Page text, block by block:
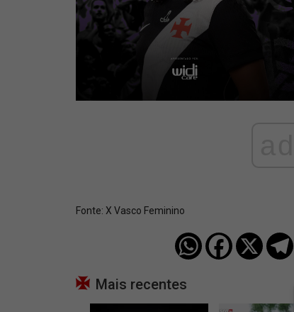
Fonte: X Vasco Feminino
Mais recentes